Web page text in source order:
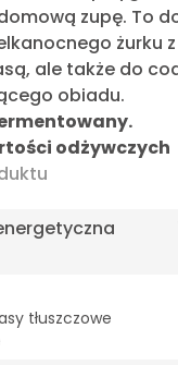
zupę. To
żurku
ale także do
obiadu.
odżywczych
tłuszczowe